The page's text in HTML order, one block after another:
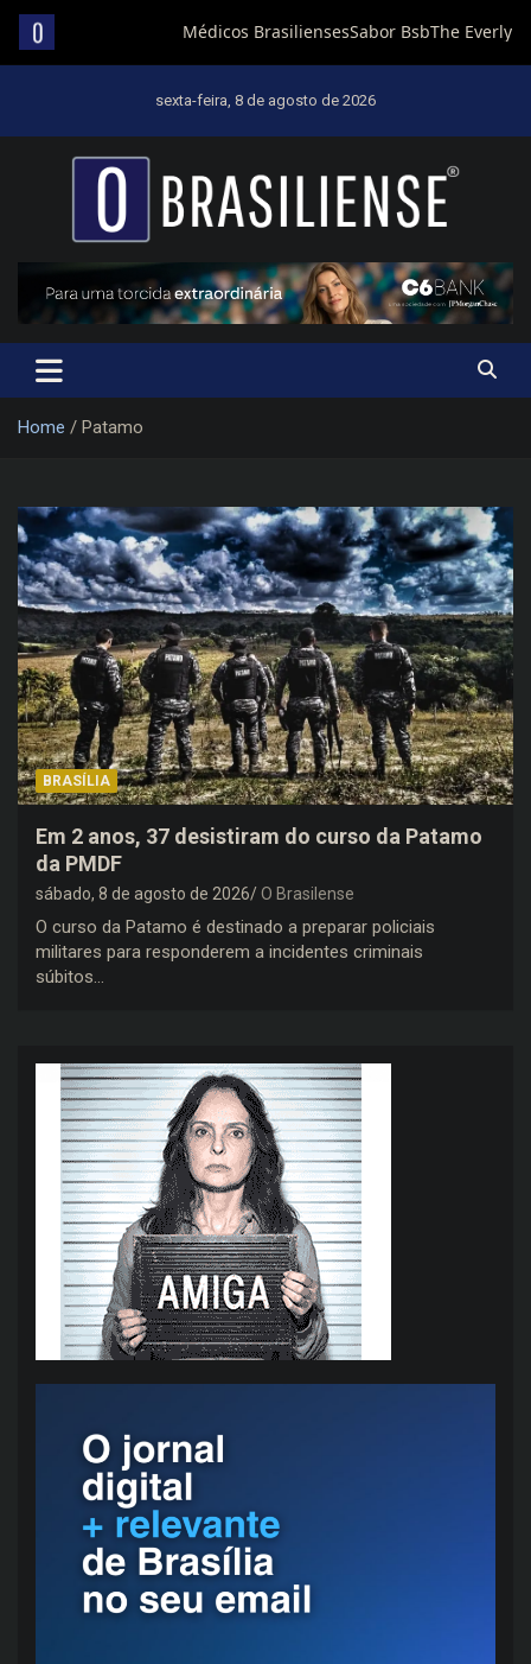
sexta-feira, 8 de agosto de 2026
Um diário de notícias que trabalha por Brasília
Home Patamo
BRASÍLIA
Em 2 anos, 37 desistiram do curso da Patamo
da PMDF
sábado, 8 de agosto de 2026 O Brasilense
O curso da Patamo é destinado a preparar policiais
militares para responderem a incidentes criminais
súbitos…